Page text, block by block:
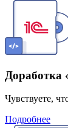
Доработка
Чувствуете,
Подробнее